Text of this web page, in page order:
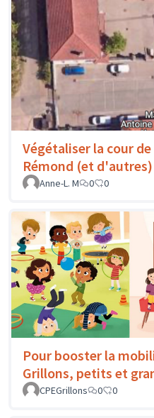
Végétaliser la cour
Rémond (et d'autres)
Anne-L. M 0 0
Pour booster la
Grillons, petits et
CPEGrillons
0 0